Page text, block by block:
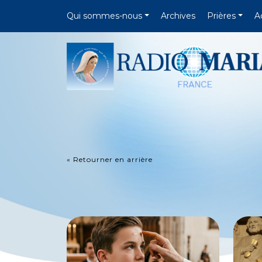
Qui sommes-nous Archives Prières
« Retourner en arrière